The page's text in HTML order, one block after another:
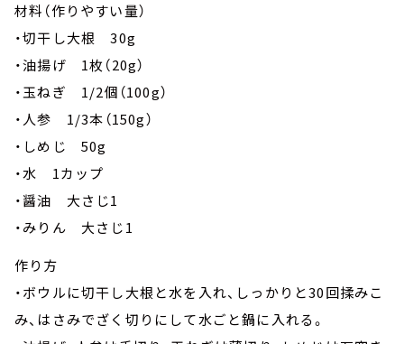
材料（作りやすい量）
・切干し大根 30g
・油揚げ 1枚（20g）
・玉ねぎ 1/2個（100g）
・人参 1/3本（150g）
・しめじ 50g
・水 1カップ
・醤油 大さじ1
・みりん 大さじ1
作り方
・ボウルに切干し大根と水を入れ、しっかりと30回揉みこ
み、はさみでざく切りにして水ごと鍋に入れる。